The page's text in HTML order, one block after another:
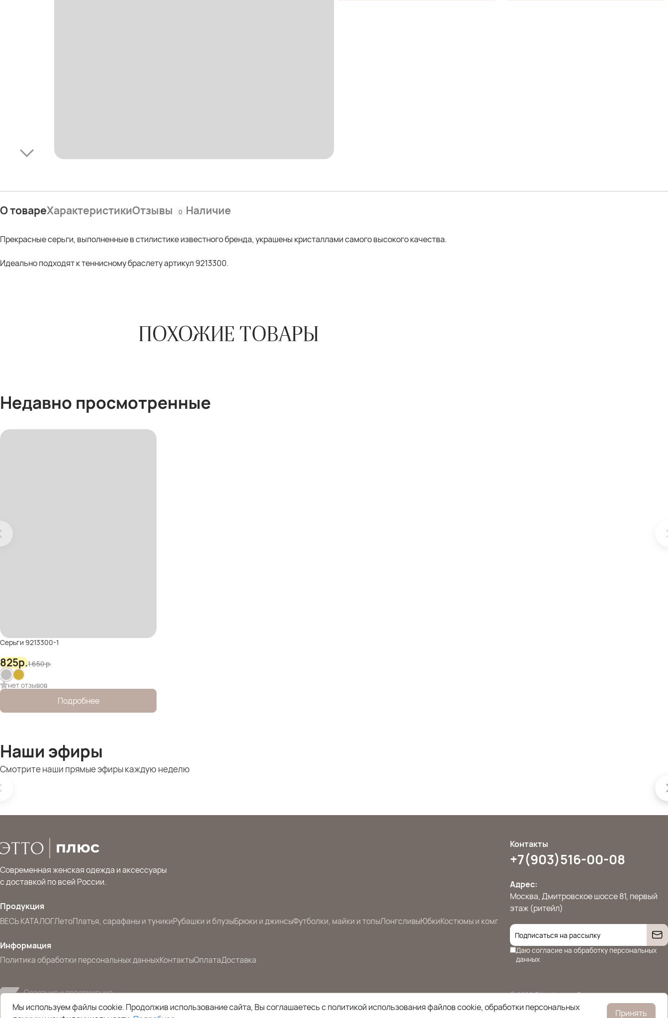
О товареХарактеристикиОтзывы 0 Наличие
Прекрасные серьги, выполненные в стилистике известного бренда, украшены кристаллами самого высокого качества.
Идеально подходят к теннисному браслету артикул 9213300.
ПОХОЖИЕ ТОВАРЫ
Недавно просмотренные
Серьги 9213300-1
825р.1 650р.
нет отзывов
Подробнее
Наши эфиры
Смотрите наши прямые эфиры каждую неделю
Современная женская одежда и аксессуары
с доставкой по всей России.
Продукция
ВЕСЬ КАТАЛОГЛетоПлатья, сарафаны и туникиРубашки и блузыБрюки и джинсыФутболки, майки и топыЛонгсливыЮбкиКостюмы и комплекты
Информация
Политика обработки персональных данныхКонтактыОплатаДоставка
Контакты
+7(903)516-00-08
Адрес:
Москва, Дмитровское шоссе 81, первый
этаж (ритейл)
Даю согласие на обработку персональных
данных
© 2026 Ettoplus.ru — Все права защищены.
Политика конфиденциальности
Мы используем файлы cookie. Продолжив использование сайта, Вы соглашаетесь с политикой использования файлов cookie, обработки персональных
Принять